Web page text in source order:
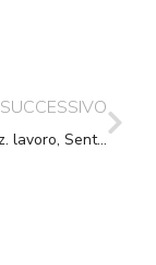
SUCCESSIVO
Cass. civ. Sez. lavoro, Sent., (ud. 17-05-2016) 09-06-2016, n. 11868